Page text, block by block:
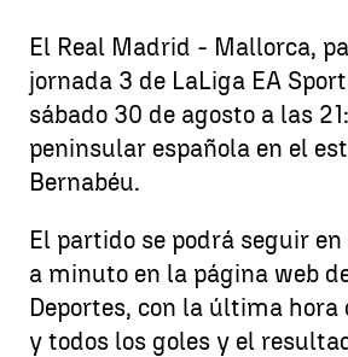
El Real Madrid - Mallorca,
jornada 3 de LaLiga EA
sábado 30 de agosto a las
peninsular española en el
Bernabéu.
El partido se podrá seguir
a minuto en la página web
Deportes, con la última hora
y todos los goles y el